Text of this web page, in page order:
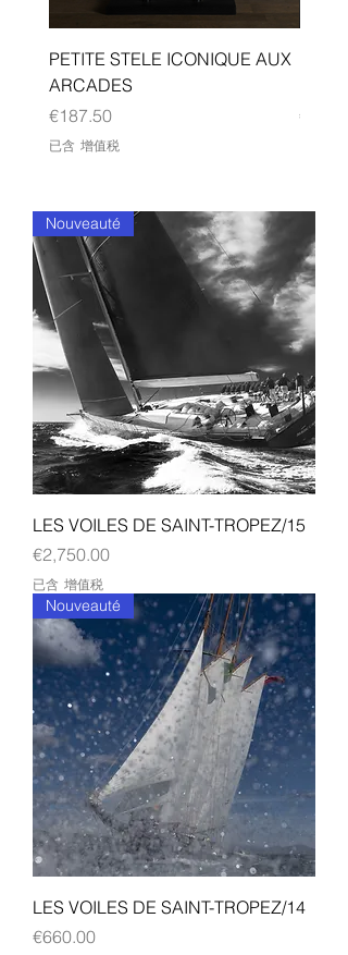
PETITE STELE ICONIQUE AUX
ARCADES
價格
€187.50
已含 增值税
價格
Nouveauté
LES VOILES DE SAINT-TROPEZ/15
價格
€2,750.00
已含 增值税
Nouveauté
LES VOILES DE SAINT-TROPEZ/14
價格
€660.00